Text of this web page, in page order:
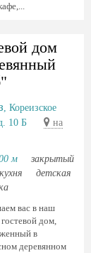
дом
, Кореизское
10 Б
на
м
закрытый
кухня
детская
вас в наш
дом,
в
деревянном